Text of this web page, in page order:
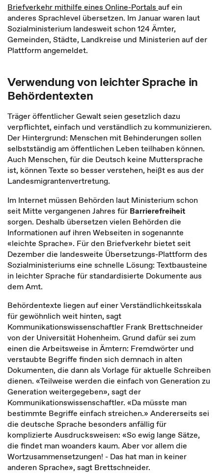
Briefverkehr mithilfe eines Online-Portals auf ein
anderes Sprachlevel übersetzen. Im Januar waren laut
Sozialministerium landesweit schon 124 Ämter,
Gemeinden, Städte, Landkreise und Ministerien auf der
Plattform angemeldet.
Verwendung von leichter Sprache in
Behördentexten
Träger öffentlicher Gewalt seien gesetzlich dazu
verpflichtet, einfach und verständlich zu kommunizieren.
Der Hintergrund: Menschen mit Behinderungen sollen
selbstständig am öffentlichen Leben teilhaben können.
Auch Menschen, für die Deutsch keine Muttersprache
ist, können Texte so besser verstehen, heißt es aus der
Landesmigrantenvertretung.
Im Internet müssen Behörden laut Ministerium schon
seit Mitte vergangenen Jahres für Barrierefreiheit
sorgen. Deshalb übersetzen vielen Behörden die
Informationen auf ihren Webseiten in sogenannte
«leichte Sprache». Für den Briefverkehr bietet seit
Dezember die landesweite Übersetzungs-Plattform des
Sozialministeriums eine schnelle Lösung: Textbausteine
in leichter Sprache für standardisierte Dokumente aus
dem Amt.
Behördentexte liegen auf einer Verständlichkeitsskala
für gewöhnlich weit hinten, sagt
Kommunikationswissenschaftler Frank Brettschneider
von der Universität Hohenheim. Grund dafür sei zum
einen die Arbeitsweise in Ämtern: Fremdwörter und
verstaubte Begriffe finden sich demnach in alten
Dokumenten, die dann als Vorlage für aktuelle Schreiben
dienen. «Teilweise werden die einfach von Generation zu
Generation weitergegeben», sagt der
Kommunikationswissenschaftler. «Da müsste man
bestimmte Begriffe einfach streichen.» Andererseits sei
die deutsche Sprache besonders anfällig für
komplizierte Ausdrucksweisen: «So ewig lange Sätze,
die findet man woanders kaum. Aber vor allem die
Wortzusammensetzungen! - Das hat man in keiner
anderen Sprache», sagt Brettschneider.